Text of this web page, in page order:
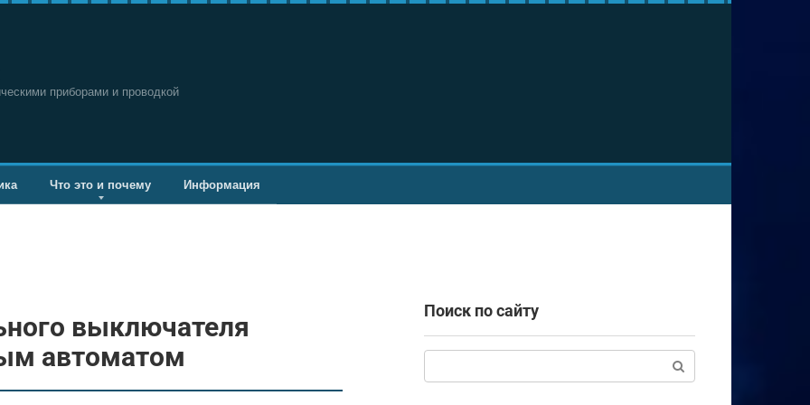
приборами и проводкой
Что это и почему Информация
выключателя
автоматом
Поиск по сайту